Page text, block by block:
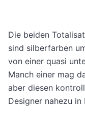
Die beiden
sind silberfarben
von einer quasi
Manch einer mag
aber diesen
Designer nahezu